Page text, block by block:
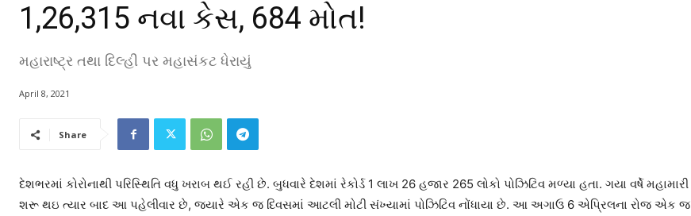
1,26,315 નવા કેસ, 684 મોત!
મહારાષ્ટ્ર તથા દિલ્હી પર મહાસંકટ ધેરાયું
April 8, 2021
Share
દેશભરમાં કોરોનાથી પરિસ્થિતિ વધુ ખરાબ થઈ રહી છે. બુધવારે દેશમાં રેકોર્ડ 1 લાખ 26 હજાર 265 લોકો પોઝિટિવ મળ્યા હતા. ગયા વર્ષે મહામારી
શરૂ થઇ ત્યાર બાદ આ પહેલીવાર છે, જ્યારે એક જ દિવસમાં આટલી મોટી સંખ્યામાં પોઝિટિવ નોંધાયા છે. આ અગાઉ 6 એપ્રિલના રોજ એક જ